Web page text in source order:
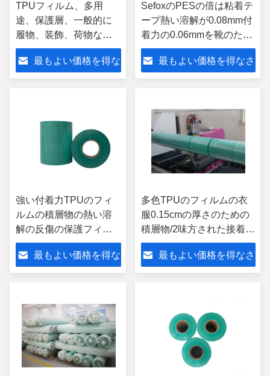
TPUフィルム、多用
途、保護層、一般的に
履物、装飾、荷物など
に使用
最もよい価格を得な
SefoxのPESの倍は粘着テ
ープ熱い溶解が0.08mm付
着力の0.06mmを靴のため
のつける味方した
最もよい価格を得なさ
強い付着力TPUのフィ
ルムの積層物の熱い溶
解の反傷の保護フィル
ム
最もよい価格を得な
多色TPUのフィルムの衣
服0.15cmの厚さのための
積層物/2味方された接着剤
テープ
最もよい価格を得なさ